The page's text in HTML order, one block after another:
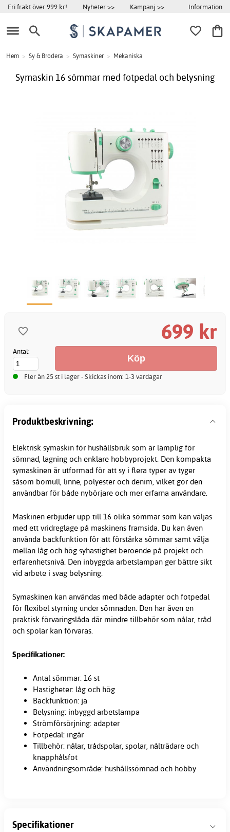
Fri frakt över 999 kr! Nyheter >> Kampanj >> Information
Hem > Sy & Brodera > Symaskiner > Mekaniska
Symaskin 16 sömmar med fotpedal och belysning
699 kr
Antal:
Fler än 25 st i lager - Skickas inom: 1-3 vardagar
Produktbeskrivning:
Elektrisk symaskin för hushållsbruk som är lämplig för
sömnad, lagning och enklare hobbyprojekt. Den kompakta
symaskinen är utformad för att sy i flera typer av tyger
såsom bomull, linne, polyester och denim, vilket gör den
användbar för både nybörjare och mer erfarna användare.
Maskinen erbjuder upp till 16 olika sömmar som kan väljas
med ett vridreglage på maskinens framsida. Du kan även
använda backfunktion för att förstärka sömmar samt välja
mellan låg och hög syhastighet beroende på projekt och
erfarenhetsnivå. Den inbyggda arbetslampan ger bättre sikt
vid arbete i svag belysning.
Symaskinen kan användas med både adapter och fotpedal
för flexibel styrning under sömnaden. Den har även en
praktisk förvaringslåda där mindre tillbehör som nålar, tråd
och spolar kan förvaras.
Specifikationer:
Antal sömmar: 16 st
Hastigheter: låg och hög
Backfunktion: ja
Belysning: inbyggd arbetslampa
Strömförsörjning: adapter
Fotpedal: ingår
Tillbehör: nålar, trådspolar, spolar, nålträdare och
knapphålsfot
Användningsområde: hushållssömnad och hobby
Specifikationer